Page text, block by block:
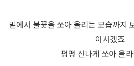
밑에서 불꽃을 쏘아 올리는 모습까지
아시겠죠
펑펑 신나게 쏘아 올